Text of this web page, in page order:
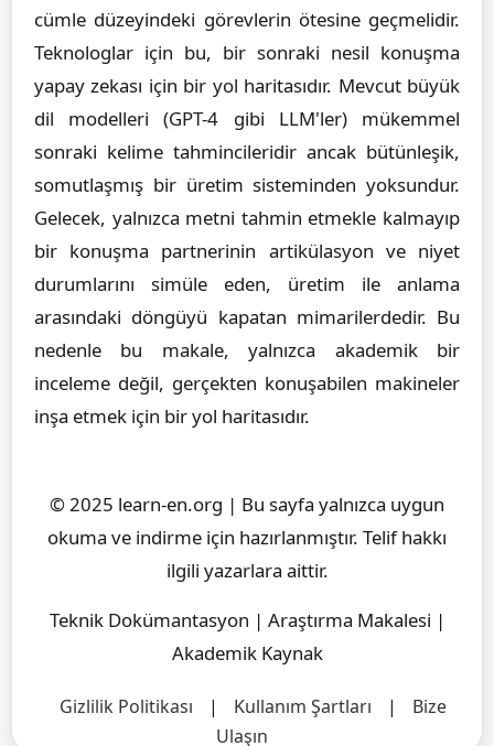
cümle düzeyindeki görevlerin ötesine geçmelidir.
Teknologlar için bu, bir sonraki nesil konuşma
yapay zekası için bir yol haritasıdır. Mevcut büyük
dil modelleri (GPT-4 gibi LLM'ler) mükemmel
sonraki kelime tahmincileridir ancak bütünleşik,
somutlaşmış bir üretim sisteminden yoksundur.
Gelecek, yalnızca metni tahmin etmekle kalmayıp
bir konuşma partnerinin artikülasyon ve niyet
durumlarını simüle eden, üretim ile anlama
arasındaki döngüyü kapatan mimarilerdedir. Bu
nedenle bu makale, yalnızca akademik bir
inceleme değil, gerçekten konuşabilen makineler
inşa etmek için bir yol haritasıdır.
© 2025 learn-en.org | Bu sayfa yalnızca uygun
okuma ve indirme için hazırlanmıştır. Telif hakkı
ilgili yazarlara aittir.
Teknik Dokümantasyon | Araştırma Makalesi |
Akademik Kaynak
Gizlilik Politikası | Kullanım Şartları |
Bize
Ulaşın